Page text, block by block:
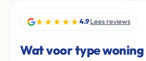
★★★★★4.9Lees reviews
Wat voor type woning